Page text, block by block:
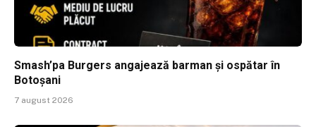
Smash’pa Burgers angajează barman și ospătar în
Botoșani
7 august 2026